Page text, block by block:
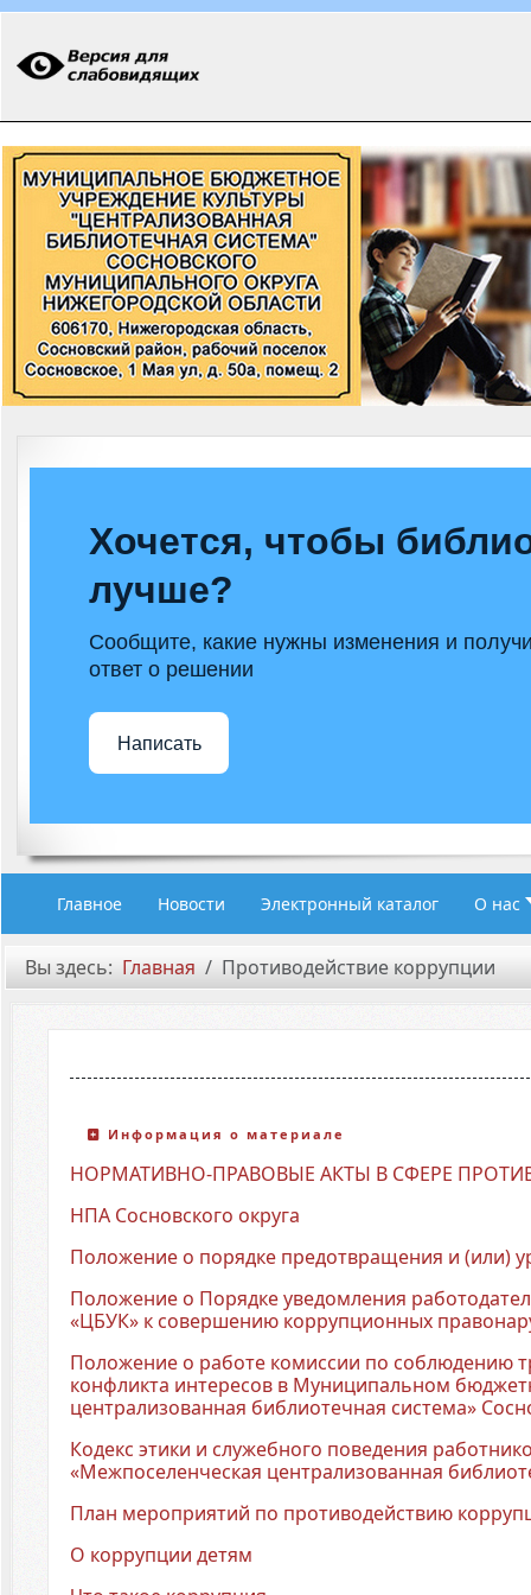
Хочется, чтобы
лучше?
Сообщите, какие нужны изменения и
ответ о решении
Написать
Главное Новости Электронный каталог О нас
Вы здесь: Главная Противодействие коррупции
Информация о материале
НОРМАТИВНО-ПРАВОВЫЕ АКТЫ В СФЕРЕ
НПА Сосновского округа
Положение о порядке предотвращения и (или)
Положение о Порядке уведомления
«ЦБУК» к совершению коррупционных
Положение о работе комиссии по соблюдению
конфликта интересов в Муниципальном
централизованная библиотечная система»
Кодекс этики и служебного поведения
«Межпоселенческая централизованная
План мероприятий по противодействию
О коррупции детям